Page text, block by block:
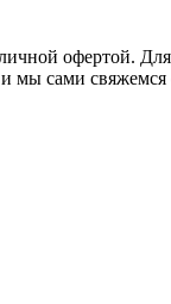
и мы сами